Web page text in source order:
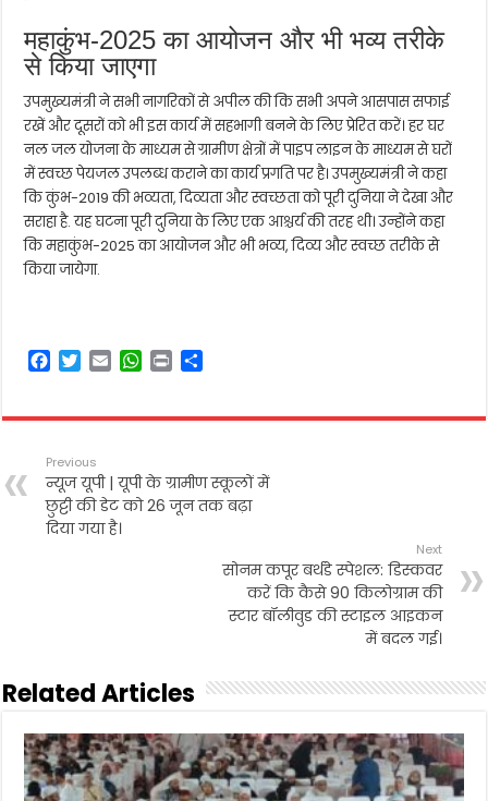
महाकुंभ-2025 का आयोजन और भी भव्य तरीके
से किया जाएगा
उपमुख्यमंत्री ने सभी नागरिकों से अपील की कि सभी अपने आसपास सफाई
रखें और दूसरों को भी इस कार्य में सहभागी बनने के लिए प्रेरित करें। हर घर
नल जल योजना के माध्यम से ग्रामीण क्षेत्रों में पाइप लाइन के माध्यम से घरों
में स्वच्छ पेयजल उपलब्ध कराने का कार्य प्रगति पर है। उपमुख्यमंत्री ने कहा
कि कुंभ-2019 की भव्यता, दिव्यता और स्वच्छता को पूरी दुनिया ने देखा और
सराहा है. यह घटना पूरी दुनिया के लिए एक आश्चर्य की तरह थी। उन्होंने कहा
कि महाकुंभ-2025 का आयोजन और भी भव्य, दिव्य और स्वच्छ तरीके से
किया जायेगा.
F
e
o
o
k
T
t
e
r
E
i
W
t
A
p
p
P
n
r
Previous
न्यूज यूपी | यूपी के ग्रामीण स्कूलों में
छुट्टी की डेट को 26 जून तक बढ़ा
दिया गया है।
Next
सोनम कपूर बर्थडे स्पेशल: डिस्कवर
करें कि कैसे 90 किलोग्राम की
स्टार बॉलीवुड की स्टाइल आइकन
में बदल गई।
Related Articles